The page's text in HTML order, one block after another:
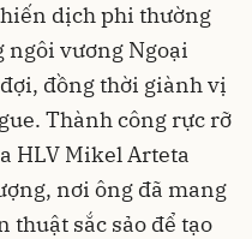
dịch phi thường
vương Ngoại
đồng thời giành vị
Thành công rực rỡ
HLV Mikel Arteta
nơi ông đã mang
thuật sắc sảo để tạo